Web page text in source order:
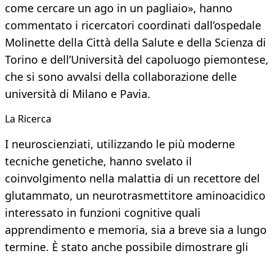
come cercare un ago in un pagliaio», hanno
commentato i ricercatori coordinati dall’ospedale
Molinette della Città della Salute e della Scienza di
Torino e dell’Università del capoluogo piemontese,
che si sono avvalsi della collaborazione delle
università di Milano e Pavia.
La Ricerca
I neuroscienziati, utilizzando le più moderne
tecniche genetiche, hanno svelato il
coinvolgimento nella malattia di un recettore del
glutammato, un neurotrasmettitore aminoacidico
interessato in funzioni cognitive quali
apprendimento e memoria, sia a breve sia a lungo
termine. È stato anche possibile dimostrare gli